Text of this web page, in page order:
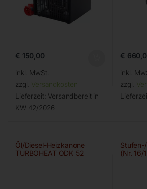
€ 150,00
inkl. MwSt.
zzgl. Versandkosten
Lieferzeit: Versandbereit in
KW 42/2026
€
inkl.
zzgl.
Öl/Diesel-Heizkanone
TURBOHEAT ODK 52
(Nr. 16/